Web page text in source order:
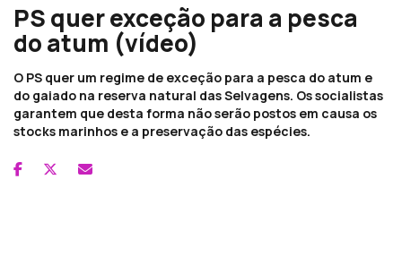
PS quer exceção para a pesca
do atum (vídeo)
O PS quer um regime de exceção para a pesca do atum e
do gaiado na reserva natural das Selvagens. Os socialistas
garantem que desta forma não serão postos em causa os
stocks marinhos e a preservação das espécies.